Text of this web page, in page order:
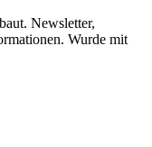
Newsletter,
Wurde mit